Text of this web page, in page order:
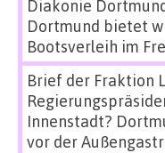
Diakonie
Dortmund bietet
Bootsverleih im
Brief der Fraktion
Innenstadt?
vor der